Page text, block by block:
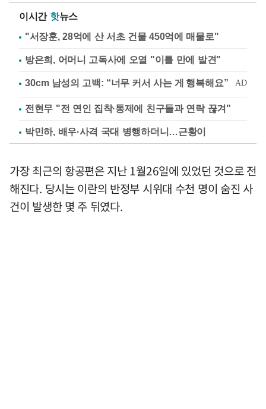
이시간 핫뉴스
"서장훈, 28억에 산 서초 건물 450억에 매물로"
방은희, 어머니 고독사에 오열 "이틀 만에 발견"
전현무 "전 연인 집착·통제에 친구들과 연락 끊겨"
박민하, 배우·사격 국대 병행하더니…근황이
가장 최근의 항공편은 지난 1월26일에 있었던 것으로 전
해진다. 당시는 이란의 반정부 시위대 수천 명이 숨진 사
건이 발생한 몇 주 뒤였다.